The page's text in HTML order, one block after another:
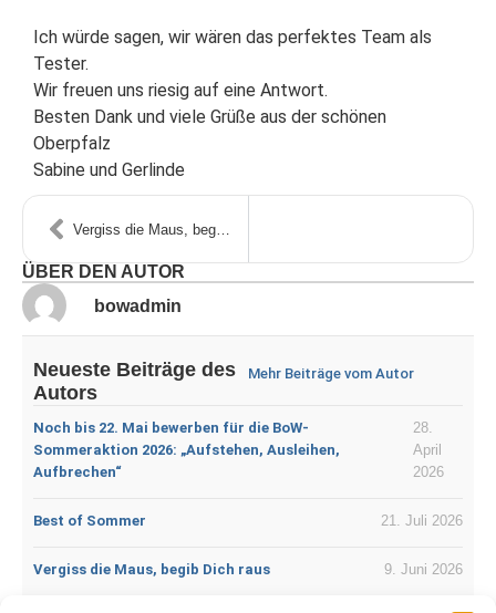
Ich würde sagen, wir wären das perfektes Team als
Tester.
Wir freuen uns riesig auf eine Antwort.
Besten Dank und viele Grüße aus der schönen
Oberpfalz
Sabine und Gerlinde
ÜBER DEN AUTOR
bowadmin
Neueste Beiträge des
Autors
Mehr Beiträge vom Autor
Noch bis 22. Mai bewerben für die BoW-
Sommeraktion 2026: „Aufstehen, Ausleihen,
Aufbrechen“
28.
April
2026
Best of Sommer 21. Juli 2026
Vergiss die Maus, begib Dich raus 9. Juni 2026